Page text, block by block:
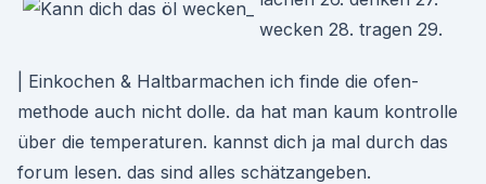
wecken 28. tragen 29.
| Einkochen & Haltbarmachen ich finde die ofen-
methode auch nicht dolle. da hat man kaum kontrolle
über die temperaturen. kannst dich ja mal durch das
forum lesen. das sind alles schätzangeben.